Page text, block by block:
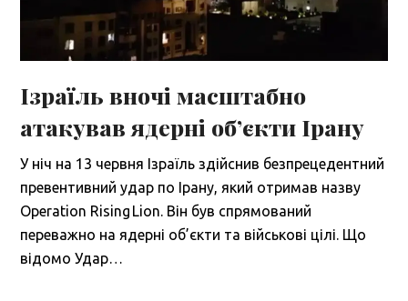
Ізраїль вночі масштабно
атакував ядерні об’єкти Ірану
У ніч на 13 червня Ізраїль здійснив безпрецедентний
превентивний удар по Ірану, який отримав назву
Operation Rising Lion. Він був спрямований
переважно на ядерні об’єкти та військові цілі. Що
відомо Удар…